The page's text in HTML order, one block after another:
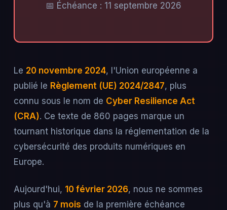
📅 Échéance : 11 septembre 2026
Le 20 novembre 2024, l'Union européenne a
publié le Règlement (UE) 2024/2847, plus
connu sous le nom de Cyber Resilience Act
(CRA). Ce texte de 860 pages marque un
tournant historique dans la réglementation de la
cybersécurité des produits numériques en
Europe.
Aujourd'hui, 10 février 2026, nous ne sommes
plus qu'à 7 mois de la première échéance